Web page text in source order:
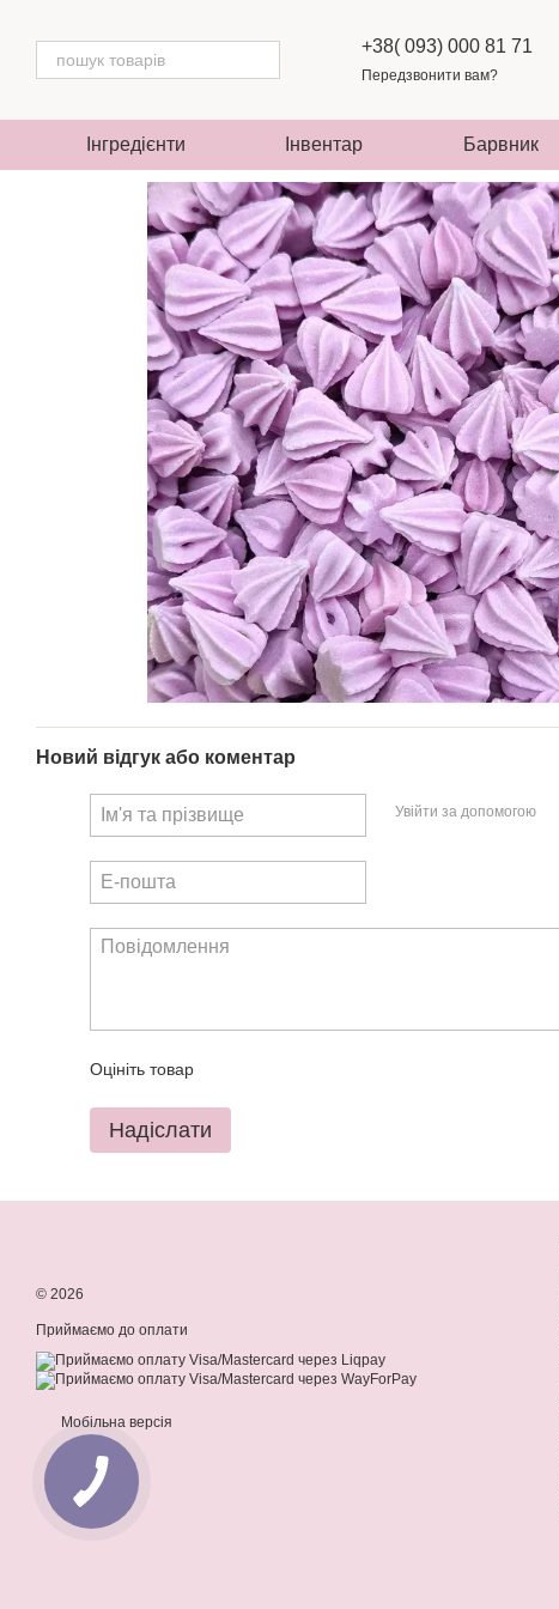
+38( 093) 000 81 71
Передзвонити вам?
Інгредієнти Інвентар Барвник
Новий відгук або коментар
Увійти за допомогою
Оцініть товар
Надіслати
© 2026
Приймаємо до оплати
Мобільна версія